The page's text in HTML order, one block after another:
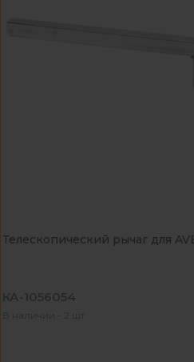
Телескопический рычаг для
КА-1056054
В наличии - 2 шт